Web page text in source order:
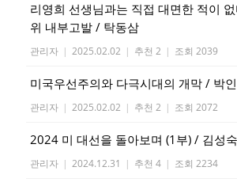
리영희 선생님과는 직접 대면한 적이
위 내부고발 / 탁동삼
관리자 | 2025.02.02 | 추천 2 | 조회 2039
미국우선주의와 다극시대의 개막 / 박
관리자 | 2025.02.02 | 추천 2 | 조회 2072
2024 미 대선을 돌아보며 (1부) / 김성숙
관리자 | 2024.12.31 | 추천 4 | 조회 2234